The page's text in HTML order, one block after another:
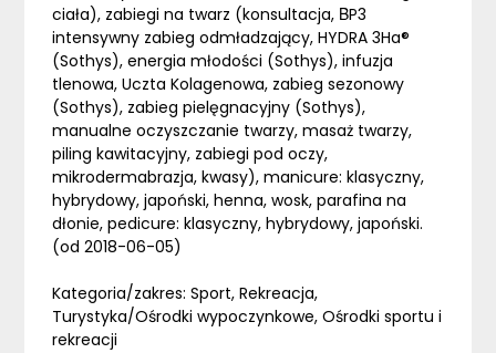
ciała), zabiegi na twarz (konsultacja, ΒP3
intensywny zabieg odmładzający, HYDRA 3Ha®
(Sothys), energia młodości (Sothys), infuzja
tlenowa, Uczta Kolagenowa, zabieg sezonowy
(Sothys), zabieg pielęgnacyjny (Sothys),
manualne oczyszczanie twarzy, masaż twarzy,
piling kawitacyjny, zabiegi pod oczy,
mikrodermabrazja, kwasy), manicure: klasyczny,
hybrydowy, japoński, henna, wosk, parafina na
dłonie, pedicure: klasyczny, hybrydowy, japoński.
(od 2018-06-05)
Kategoria/zakres: Sport, Rekreacja,
Turystyka/Ośrodki wypoczynkowe, Ośrodki sportu i
rekreacji